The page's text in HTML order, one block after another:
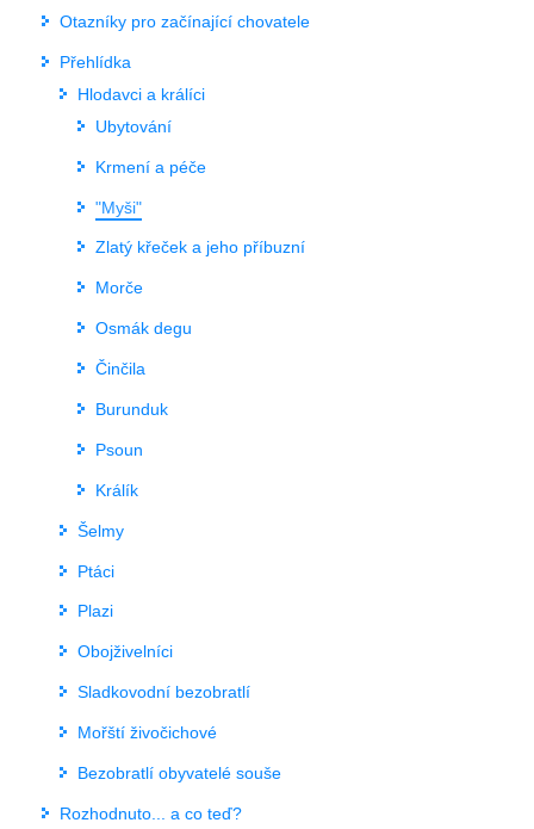
Otazníky pro začínající chovatele
Přehlídka
Hlodavci a králíci
Ubytování
Krmení a péče
"Myši"
Zlatý křeček a jeho příbuzní
Morče
Osmák degu
Činčila
Burunduk
Psoun
Králík
Šelmy
Ptáci
Plazi
Obojživelníci
Sladkovodní bezobratlí
Mořští živočichové
Bezobratlí obyvatelé souše
Rozhodnuto... a co teď?